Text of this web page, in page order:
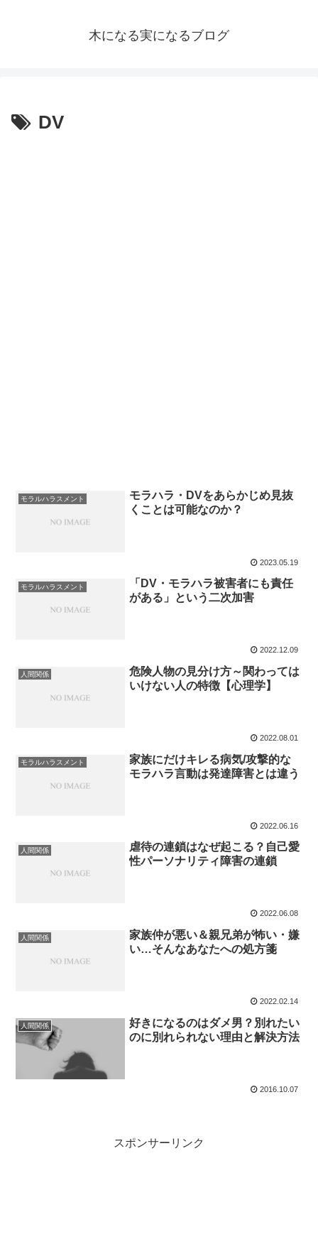
木になる実になるブログ
DV
モラルハラスメント
モラハラ・DVをあらかじめ見抜
くことは可能なのか？
2023.05.19
モラルハラスメント
「DV・モラハラ被害者にも責任
がある」という二次加害
2022.12.09
人間関係
危険人物の見分け方～関わっては
いけない人の特徴【心理学】
2022.08.01
モラルハラスメント
家族にだけキレる病気/攻撃的な
モラハラ言動は発達障害とは違う
2022.06.16
人間関係
虐待の連鎖はなぜ起こる？自己愛
性パーソナリティ障害の連鎖
2022.06.08
人間関係
家族仲が悪い＆親兄弟が怖い・嫌
い…そんなあなたへの処方箋
2022.02.14
人間関係
好きになるのはダメ男？別れたい
のに別れられない理由と解決方法
2016.10.07
スポンサーリンク